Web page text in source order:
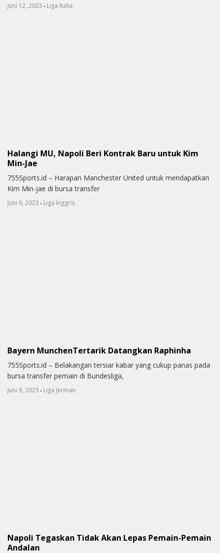
Juni 12, 2023 - Liga Italia
Halangi MU, Napoli Beri Kontrak Baru untuk Kim
Min-Jae
755Sports.id – Harapan Manchester United untuk mendapatkan
Kim Min-jae di bursa transfer
Juni 9, 2023 - Liga Inggris
Bayern MunchenTertarik Datangkan Raphinha
755Sports.id – Belakangan tersiar kabar yang cukup panas pada
bursa transfer pemain di Bundesliga,
Juni 9, 2023 - Liga Jerman
Napoli Tegaskan Tidak Akan Lepas Pemain-Pemain
Andalan